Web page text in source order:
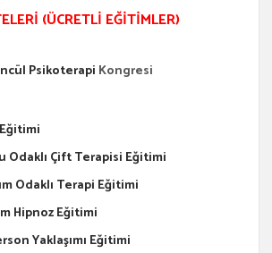
(ÜCRETLI EĞITIMLER)
Psikoterapi Kongresi
Odaklı Çift Terapisi Eğitimi
Odaklı Terapi Eğitimi
Hipnoz Eğitimi
Yaklaşımı Eğitimi